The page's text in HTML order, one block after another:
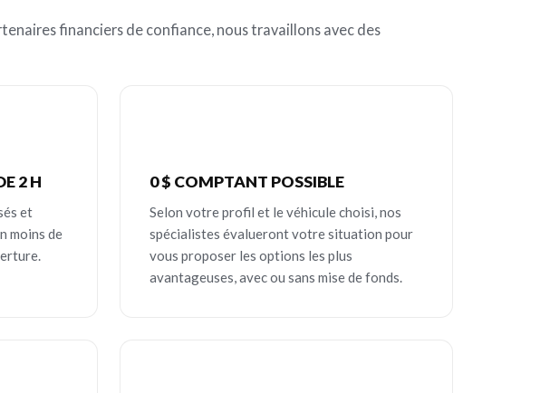
financiers de confiance, nous travaillons avec des
2 H
et
moins de
0 $ COMPTANT POSSIBLE
Selon votre profil et le véhicule choisi, nos
spécialistes évalueront votre situation pour
vous proposer les options les plus
avantageuses, avec ou sans mise de fonds.